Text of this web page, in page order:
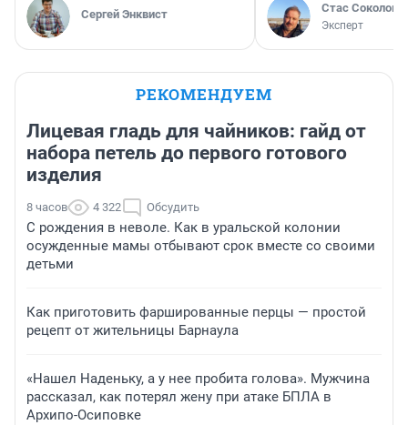
Сергей Энквист Стас Соколов
Эксперт
РЕКОМЕНДУЕМ
Лицевая гладь для чайников: гайд от
набора петель до первого готового
изделия
8 часов 4 322 Обсудить
С рождения в неволе. Как в уральской колонии
осужденные мамы отбывают срок вместе со своими
детьми
Как приготовить фаршированные перцы — простой
рецепт от жительницы Барнаула
«Нашел Наденьку, а у нее пробита голова». Мужчина
рассказал, как потерял жену при атаке БПЛА в
Архипо-Осиповке